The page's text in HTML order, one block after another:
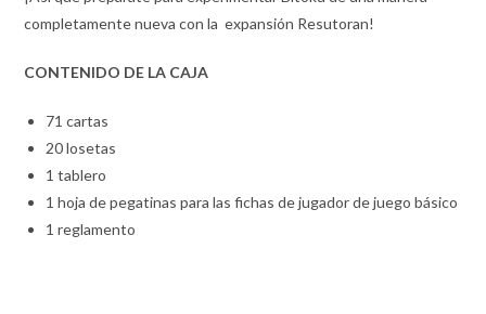
completamente nueva con la expansión Resutoran!
CONTENIDO DE LA CAJA
71 cartas
20 losetas
1 tablero
1 hoja de pegatinas para las fichas de jugador de juego básico
1 reglamento